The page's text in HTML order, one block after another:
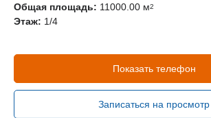
Общая площадь: 11000.00 м2
Этаж: 1/4
Показать телефон
Записаться на просмотр